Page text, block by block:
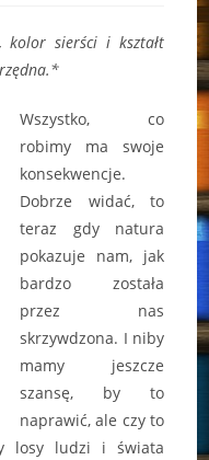
kolor sierści i kształt
Wszystko, co
robimy ma swoje
konsekwencje.
Dobrze widać, to
teraz gdy natura
pokazuje nam, jak
bardzo została
przez nas
skrzywdzona. I niby
mamy jeszcze
szansę, by to
naprawić, ale czy to
losy ludzi i świata